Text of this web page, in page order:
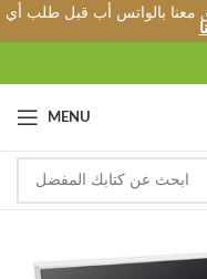
معنا بالواتس أب قبل طلب أي
MENU